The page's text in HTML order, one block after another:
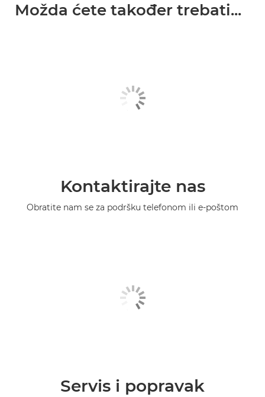
Možda ćete također trebati...
Kontaktirajte nas
Obratite nam se za podršku telefonom ili e-poštom
Servis i popravak